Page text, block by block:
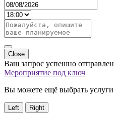
Close
Ваш запрос успешно отправлен
Мероприятие под ключ
Вы можете ещё выбрать услуги
Left Right